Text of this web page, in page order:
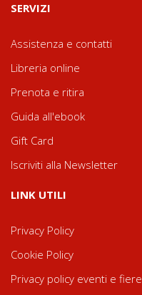
SERVIZI
Assistenza e contatti
Libreria online
Prenota e ritira
Guida all'ebook
Gift Card
Iscriviti alla Newsletter
LINK UTILI
Privacy Policy
Cookie Policy
Privacy policy eventi e fiere